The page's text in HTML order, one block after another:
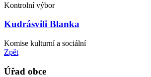
Kontrolní výbor
Kudrásvili Blanka
Komise kulturní a sociální
Zpět
Úřad obce